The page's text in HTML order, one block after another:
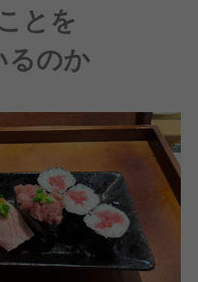
とを
るのか